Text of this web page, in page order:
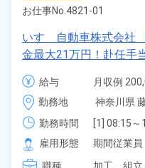
お仕事No. 4821-01
いすゞ自動車株式会社
金最大21万円！赴任手
無料の寮完備！赴任・
ど高待遇★《勤務地：
給与
月収例
日給
勤務地
神奈川県
勤務時間
[1] 08:15～
[2] 20:30～
雇用形態
期間従業員